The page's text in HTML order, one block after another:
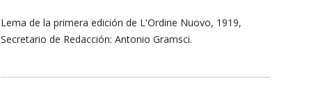
Lema de la primera edición de L'Ordine Nuovo, 1919,
Secretario de Redacción: Antonio Gramsci.